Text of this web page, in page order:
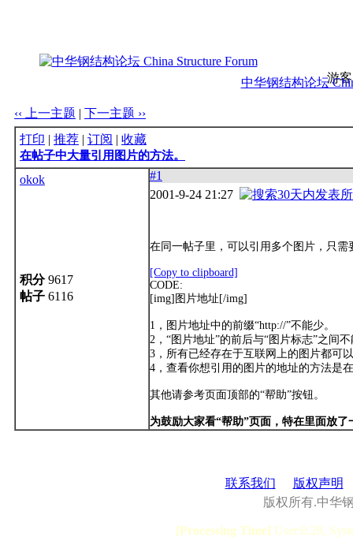
游
中华钢结构论坛
‹‹ 上一主题 | 下一主题 ››
打印 | 推荐 | 订阅 | 收藏
在帖子中大量引用图片的方法。
okok
积分9617
帖子 6116
#1
2001-9-24 21:27
在同一帖子里，可以引用多个图片，只
[Copy to clipboard]
CODE:
[img]图片地址[/img]
1，图片地址中的前缀“http://”不能少。
2，“图片地址”的前后与“图片标志”之间
3，所有已经存在于互联网上的图片都可
4，查看你想引用的图片的地址的方法是
其他请参考页面顶部的“帮助”按钮。
为鼓励大家看“帮助”页面，特在里面放了
联系我们
版权声明
版权所有.中华
[Processing Time] User:0.28,